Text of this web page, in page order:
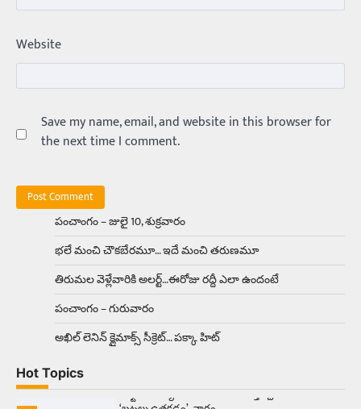
Website
Save my name, email, and website in this browser for
the next time I comment.
పంచాంగం – జులై 10, శుక్రవారం
భలే మంచి చౌకబేరమూ… ఇదే మంచి తరుణమూ
తిరుమల వెళ్లేవారికి అలర్ట్‌…ఈరోజు రద్దీ ఎలా ఉందంటే
పంచాంగం – గురువారం
అఖిల్‌ లెనిన్ క్లైమాక్స్‌ సీక్రెట్‌… పక్కా హిట్‌
Hot Topics
Balachander 15/04/2026
అందమైన అమ్మాయిని పుత్తడి బొమ్మఅని లేదా బాపూ
అందంగా ఉంటారనే నానుడి…
Balachander
ఉత్తర ప్రదేశ్‌లోని ఝాన్సీ జిల్లాలో ఒక వింతైన రోడ్డు
ప్రమాదం చోటుచేసుకుంది. ఝాన్సీ–కాన్పూర్ జాతీయ
రహదారిపై వేల సంఖ్యలో బీరు…
Trending
అక్కడ ఆదివారం బట్టలు ఉతికితే…జైలుకే
సాఫ్ట్‌వేర్ ఉద్యోగి వరకు అందరికీ గుర్తొచ్చే మొదటి పని